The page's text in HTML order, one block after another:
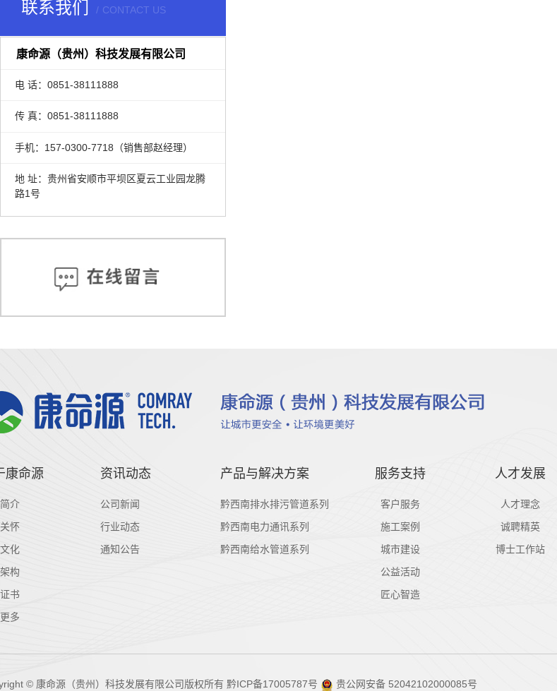
联系我们 CONTACT US
康命源（贵州）科技发展有限公司
电 话：0851-38111888
传 真：0851-38111888
手机：157-0300-7718（销售部赵经理）
地 址：贵州省安顺市平坝区夏云工业园龙腾
路1号
康命源
介
怀
化
构
书
多
资讯动态
公司新闻
行业动态
通知公告
产品与解决方案
黔西南排水排污管道系列
黔西南电力通讯系列
黔西南给水管道系列
服务支持
客户服务
施工案例
城市建设
公益活动
匠心智造
人才发展
人才理念
诚聘精英
博士工作站
© 康命源（贵州）科技发展有限公司版权所有 黔ICP备17005787号 贵公网安备 52042102000085号